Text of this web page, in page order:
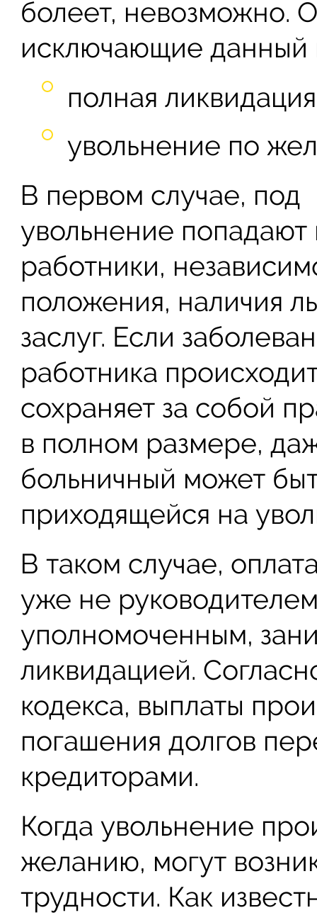
болеет, невозможно.
исключающие данный
полная
увольнение по
В первом случае, под
увольнение попадают
работники,
положения, наличия
заслуг. Если
работника
сохраняет за собой
в полном размере,
больничный может
приходящейся на
В таком случае,
уже не
уполномоченным,
ликвидацией.
кодекса, выплаты
погашения долгов
кредиторами.
Когда увольнение
желанию, могут
трудности. Как